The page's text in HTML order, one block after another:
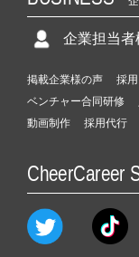
企業担当者
掲載企業様の声 採
ベンチャー合同研修
動画制作
採用代行
CheerCareer